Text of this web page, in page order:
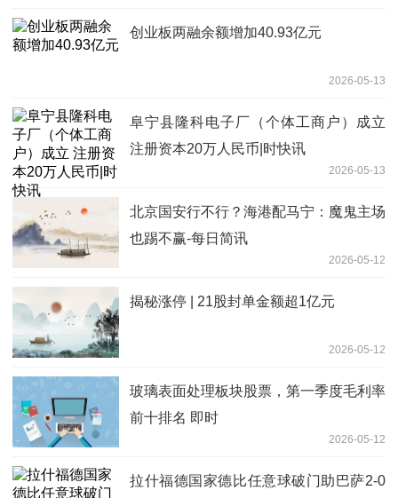
创业板两融余额增加40.93亿元
2026-05-13
阜宁县隆科电子厂（个体工商户）成立
注册资本20万人民币|时快讯
2026-05-13
北京国安行不行？海港配马宁：魔鬼主场
也踢不赢-每日简讯
2026-05-12
揭秘涨停 | 21股封单金额超1亿元
2026-05-12
玻璃表面处理板块股票，第一季度毛利率
前十排名 即时
2026-05-12
拉什福德国家德比任意球破门助巴萨2-0